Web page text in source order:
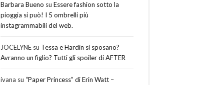
Barbara Bueno su Essere fashion sotto la
pioggia si può! I 5 ombrelli più
instagrammabili del web.
JOCELYNE su Tessa e Hardin si sposano?
Avranno un figlio? Tutti gli spoiler di AFTER
ivana su “Paper Princess” di Erin Watt –